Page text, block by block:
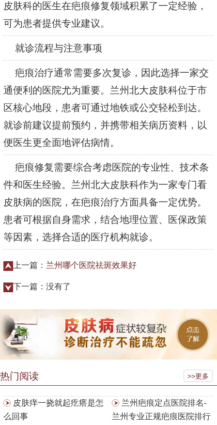
皮肤科的医生在疤痕修复领域积累了一定经验，
可为患者提供专业建议。
就诊流程与注意事项
疤痕治疗通常需要多次复诊，因此选择一家交
通便利的医院尤为重要。兰州北大皮肤科位于市
区核心地段，患者可通过地铁或公交轻松到达。
就诊前建议提前预约，并携带相关病历资料，以
便医生更全面地评估病情。
疤痕修复需要综合考虑医院的专业性、技术条
件和医生经验。兰州北大皮肤科作为一家专门看
皮肤病的医院，在疤痕治疗方面具备一定优势。
患者可根据自身需求，结合地理位置、医保政策
等因素，选择合适的医疗机构就诊。
上一篇： 兰州哪个医院祛斑效果好
下一篇：没有了
热门阅读 >>更多
皮肤痒一挠就起疙瘩是怎
么回事
兰州疤痕定点医院排名-
兰州专业正规疤痕医院排行